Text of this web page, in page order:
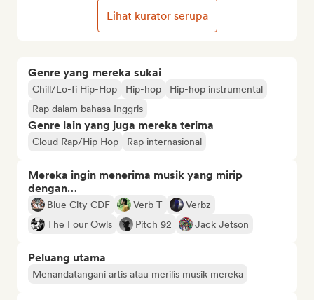
Genre yang mereka sukai
Chill/Lo-fi Hip-Hop Hip-hop
Hip-hop instrumental
Rap dalam bahasa Inggris
Genre lain yang juga mereka terima
Cloud Rap/Hip Hop Rap internasional
Mereka ingin menerima musik yang mirip
dengan…
Blue City CDF Verb T
Verbz
The Four Owls
Pitch 92 Jack Jetson
Peluang utama
Menandatangani artis atau merilis musik mereka
Lihat kurator serupa